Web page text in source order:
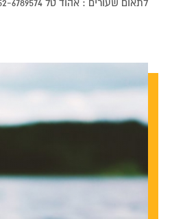
לתאום שעורים : אהוד טל 052-6789574